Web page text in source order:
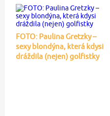
FOTO: Paulina Gretzky –
sexy blondýna, která kdysi
dráždila (nejen) golfistky